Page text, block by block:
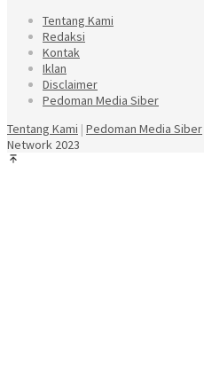
Tentang Kami
Redaksi
Kontak
Iklan
Disclaimer
Pedoman Media Siber
Tentang Kami | Pedoman Media Siber
Network 2023